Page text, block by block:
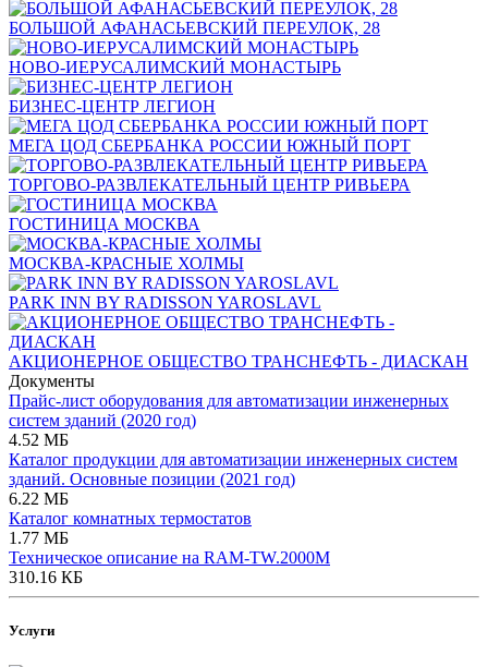
БОЛЬШОЙ АФАНАСЬЕВСКИЙ ПЕРЕУЛОК, 28
НОВО-ИЕРУСАЛИМСКИЙ МОНАСТЫРЬ
БИЗНЕС-ЦЕНТР ЛЕГИОН
МЕГА ЦОД СБЕРБАНКА РОССИИ ЮЖНЫЙ ПОРТ
ТОРГОВО-РАЗВЛЕКАТЕЛЬНЫЙ ЦЕНТР РИВЬЕРА
ГОСТИНИЦА МОСКВА
МОСКВА-КРАСНЫЕ ХОЛМЫ
PARK INN BY RADISSON YAROSLAVL
АКЦИОНЕРНОЕ ОБЩЕСТВО ТРАНСНЕФТЬ - ДИАСКАН
Документы
Прайс-лист оборудования для автоматизации инженерных
систем зданий (2020 год)
4.52 МБ
Каталог продукции для автоматизации инженерных систем
зданий. Основные позиции (2021 год)
6.22 МБ
Каталог комнатных термостатов
1.77 МБ
Техническое описание на RAM-TW.2000M
310.16 КБ
Услуги